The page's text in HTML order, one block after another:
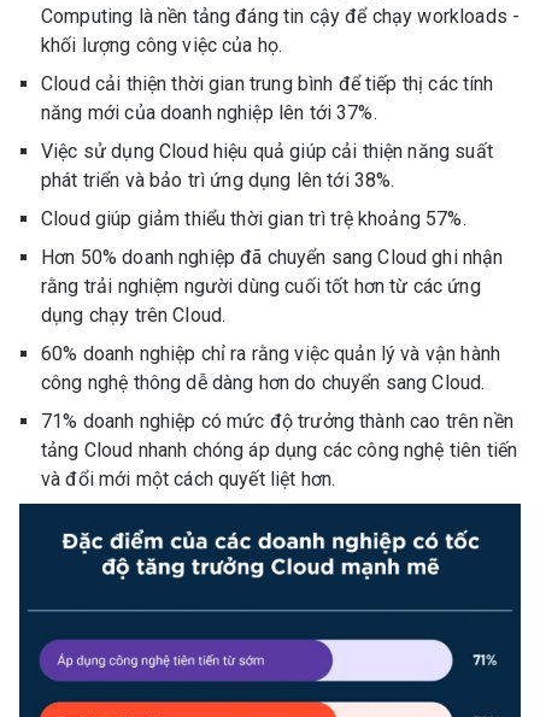
Computing là nền tảng đáng tin cậy để chạy workloads -
khối lượng công việc của họ.
Cloud cải thiện thời gian trung bình để tiếp thị các tính
năng mới của doanh nghiệp lên tới 37%.
Việc sử dụng Cloud hiệu quả giúp cải thiện năng suất
phát triển và bảo trì ứng dụng lên tới 38%.
Cloud giúp giảm thiểu thời gian trì trệ khoảng 57%.
Hơn 50% doanh nghiệp đã chuyển sang Cloud ghi nhận
rằng trải nghiệm người dùng cuối tốt hơn từ các ứng
dụng chạy trên Cloud.
60% doanh nghiệp chỉ ra rằng việc quản lý và vận hành
công nghệ thông dễ dàng hơn do chuyển sang Cloud.
71% doanh nghiệp có mức độ trưởng thành cao trên nền
tảng Cloud nhanh chóng áp dụng các công nghệ tiên tiến
và đổi mới một cách quyết liệt hơn.